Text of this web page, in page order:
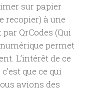
sur papier
recopier) à une
QrCodes (Qui
permet
L’intérêt de ce
que ce qui
avions des